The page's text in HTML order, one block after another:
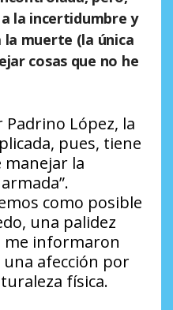
la incertidumbre y
muerte (la única
cosas que no he
Padrino López, la
pues, tiene
manejar la
como posible
una palidez
me informaron
afección por
física.